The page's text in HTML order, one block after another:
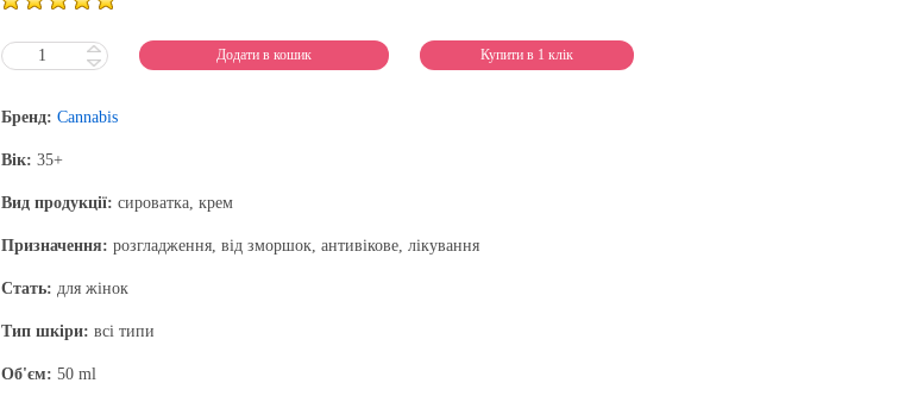
Додати в кошик Купити в 1 клік
Бренд: Cannabis
Вік: 35+
Вид продукції: сироватка, крем
Призначення: розгладження, від зморшок, антивікове, лікування
Стать: для жінок
Тип шкіри: всі типи
Об'єм: 50 ml